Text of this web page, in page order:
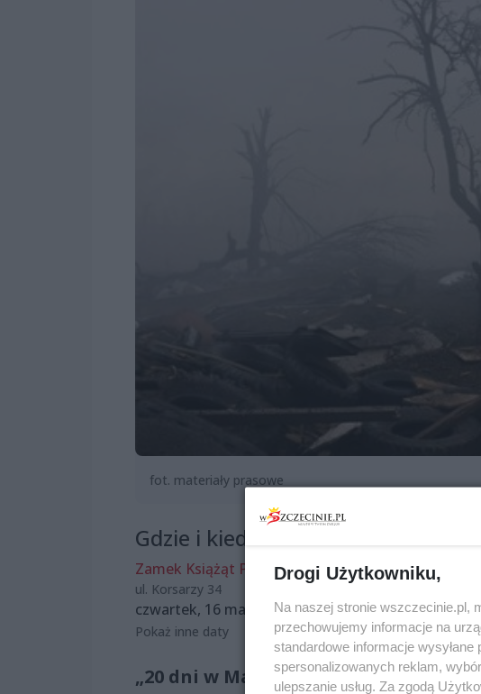
fot. materiały prasowe
Gdzie i kiedy?
Zamek Książąt Pomorskich w Szczecinie
ul. Korsarzy 34
czwartek, 16 maja 2024, 17:00
Pokaż inne daty
„20 dni w Mariupolu” to
Drogi Użytkowniku,
Na naszej stronie wszczecinie.pl,
przechowujemy informacje na
standardowe informacje
spersonalizowanych reklam,
ulepszanie usług. Za zgodą